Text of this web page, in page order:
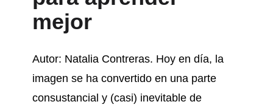
mejor
Autor: Natalia Contreras. Hoy en día, la
imagen se ha convertido en una parte
consustancial y (casi) inevitable de